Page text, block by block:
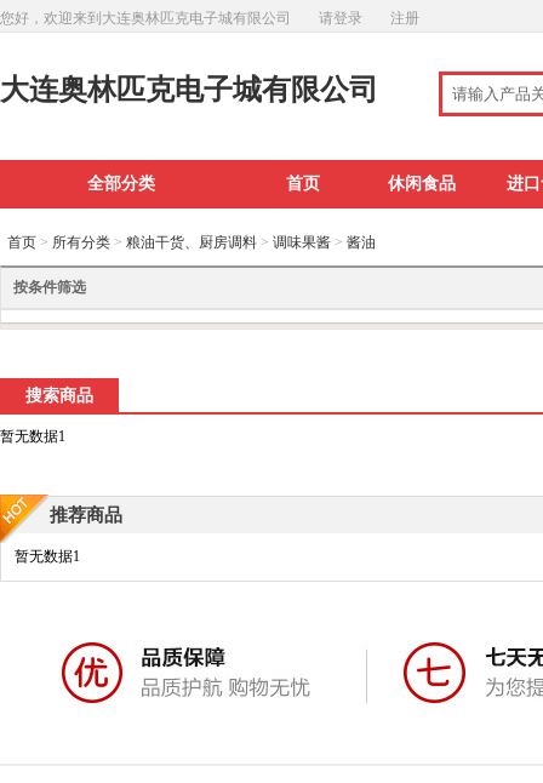
您好，欢迎来到大连奥林匹克电子城有限公司 请登录 注册
大连奥林匹克电子城有限公司
全部分类 首页 休闲食品 进
首页 > 所有分类 > 粮油干货、厨房调料 > 调味果酱 > 酱油
按条件筛选
搜索商品
暂无数据1
推荐商品
暂无数据1